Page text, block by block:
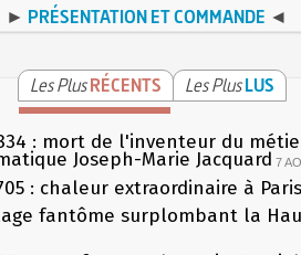
► PRÉSENTATION ET COMMANDE ◄
Les PlusRÉCENTS Les PlusLUS
: mort de l'inventeur du
Joseph-Marie Jacquard 7
: chaleur extraordinaire à Paris
fantôme surplombant la